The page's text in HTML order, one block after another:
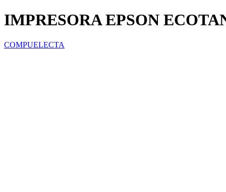
IMPRESORA EPSON
COMPUELECTA